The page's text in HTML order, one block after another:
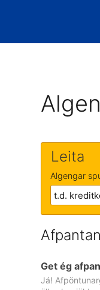
Leita
Algengar
Get ég
Já!